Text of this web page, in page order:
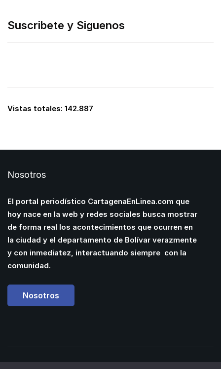
Suscribete y Siguenos
Vistas totales: 142.887
Nosotros
El portal periodístico CartagenaEnLinea.com que
hoy nace en la web y redes sociales busca mostrar
de forma real los acontecimientos que ocurren en
la ciudad y el departamento de Bolívar verazmente
y con inmediatez, interactuando siempre con la
comunidad.
Nosotros